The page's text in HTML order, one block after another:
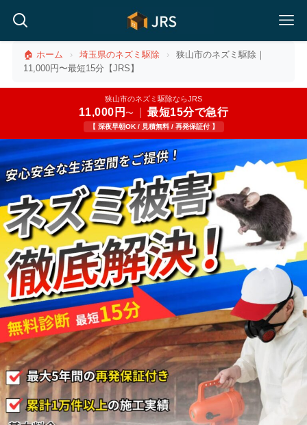
🏠 ホーム › 埼玉県のネズミ駆除 ›
狭山市のネズミ駆除｜
11,000円〜最短15分【JRS】
狭山市のネズミ駆除ならJRS
11,000円〜 最短15分で急行
【 深夜早朝OK / 見積無料 / 再発保証付 】